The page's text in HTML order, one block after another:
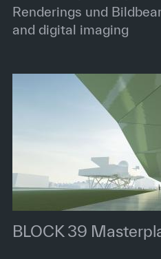
Renderings und
and digital imaging
BLOCK 39